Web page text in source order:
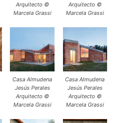
Arquitecto ©
Marcela Grassi
Arquitecto ©
Marcela Grassi
Casa Almudena
Jesús Perales
Arquitecto ©
Marcela Grassi
Casa Almudena
Jesús Perales
Arquitecto ©
Marcela Grassi